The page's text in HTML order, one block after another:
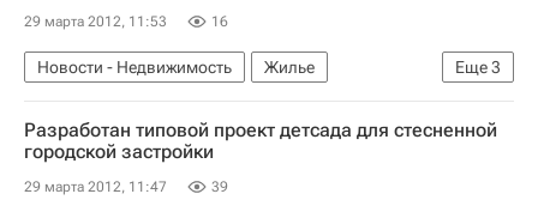
29 марта 2012, 11:53 16
Еще3
Новости - Недвижимость
Жилье
Строительство
Московская область (Подмосковье)
Россия
Разработан типовой проект детсада для стесненной
городской застройки
29 марта 2012, 11:47 39